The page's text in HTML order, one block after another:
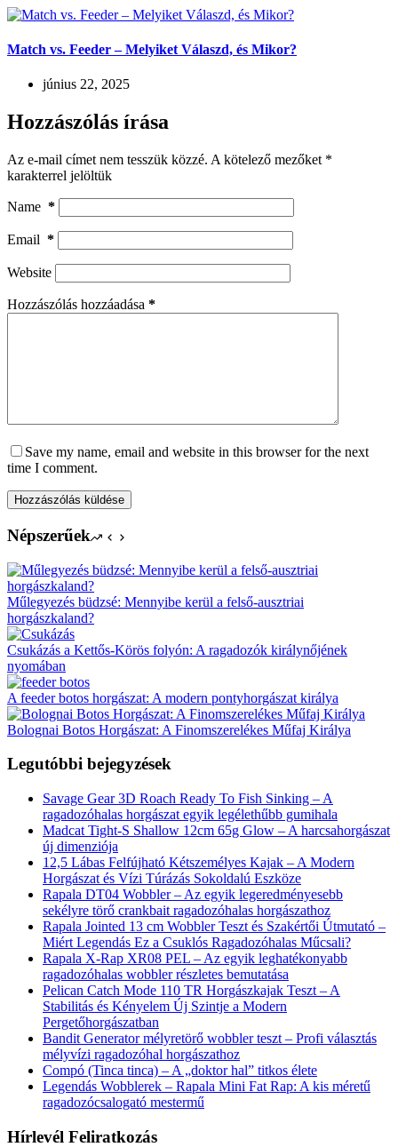
Match vs. Feeder – Melyiket Válaszd, és Mikor?
június 22, 2025
Hozzászólás írása
Az e-mail címet nem tesszük közzé. A kötelező mezőket *
karakterrel jelöltük
Name *
Email *
Website
Hozzászólás hozzáadása *
Save my name, email and website in this browser for the next
time I comment.
Hozzászólás küldése
Népszerűek
Műlegyezés büdzsé: Mennyibe kerül a felső-ausztriai
horgászkaland?
Csukázás a Kettős-Körös folyón: A ragadozók királynőjének
nyomában
A feeder botos horgászat: A modern pontyhorgászat királya
Bolognai Botos Horgászat: A Finomszerelékes Műfaj Királya
Legutóbbi bejegyzések
Savage Gear 3D Roach Ready To Fish Sinking – A
ragadozóhalas horgászat egyik legélethűbb gumihala
Madcat Tight-S Shallow 12cm 65g Glow – A harcsahorgászat
új dimenziója
12,5 Lábas Felfújható Kétszemélyes Kajak – A Modern
Horgászat és Vízi Túrázás Sokoldalú Eszköze
Rapala DT04 Wobbler – Az egyik legeredményesebb
sekélyre törő crankbait ragadozóhalas horgászathoz
Rapala Jointed 13 cm Wobbler Teszt és Szakértői Útmutató –
Miért Legendás Ez a Csuklós Ragadozóhalas Műcsali?
Rapala X-Rap XR08 PEL – Az egyik leghatékonyabb
ragadozóhalas wobbler részletes bemutatása
Pelican Catch Mode 110 TR Horgászkajak Teszt – A
Stabilitás és Kényelem Új Szintje a Modern
Pergetőhorgászatban
Bandit Generator mélyretörő wobbler teszt – Profi választás
mélyvízi ragadozóhal horgászathoz
Compó (Tinca tinca) – A „doktor hal” titkos élete
Legendás Wobblerek – Rapala Mini Fat Rap: A kis méretű
ragadozócsalogató mestermű
Hírlevél Feliratkozás